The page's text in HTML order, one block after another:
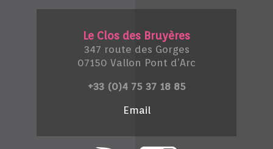
Le Clos des Bruyères
347 route des Gorges
07150 Vallon Pont d’Arc
+33 (0)4 75 37 18 85
Email